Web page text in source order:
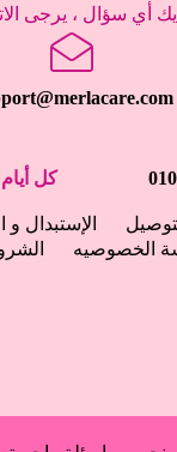
أي سؤال ، يرجى
الإستبدال و
الخصوصيه